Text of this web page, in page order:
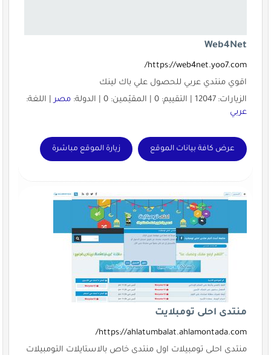
Web4Net
https://web4net.yoo7.com/
اقوي منتدي عربي للحصول علي باك لينك
الزيارات: 12047 | التقييم: 0 | المقيّمين: 0 | الدولة:
مصر| اللغة:
عربي
عرض كافة بيانات الموقع زيارة الموقع مباشرة
منتدى احلى تومبلايت
https://ahlatumbalat.ahlamontada.com/
منتدى احلى تومبيلات اول منتدى خاص بالاستايلات التومبيلات